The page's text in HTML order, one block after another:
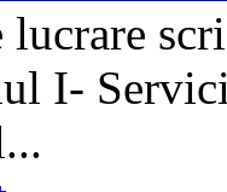
lucrare
I-